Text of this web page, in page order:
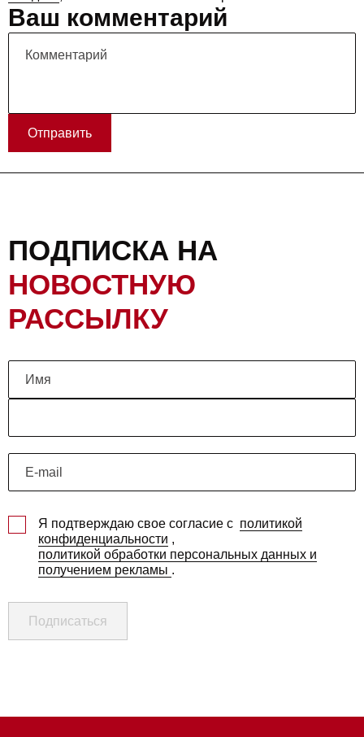
Ваш комментарий
Отправить
ПОДПИСКА НА
НОВОСТНУЮ
РАССЫЛКУ
Я подтверждаю свое согласие с политикой
конфиденциальности ,
политикой обработки персональных данных и
получением рекламы .
Подписаться